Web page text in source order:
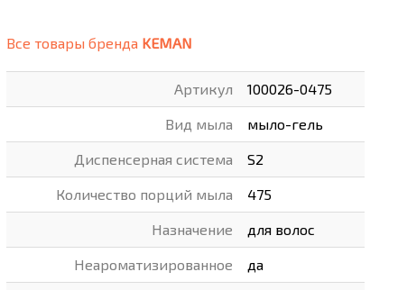
ХОЗТОВАРЫ
ЭЛЕКТРОТОВАРЫ И ОСВЕЩЕНИЕ
Все товары бренда KEMAN
Артикул 100026-0475
Вид мыла мыло-гель
Диспенсерная система S2
Количество порций мыла 475
Назначение для волос
Неароматизированное да